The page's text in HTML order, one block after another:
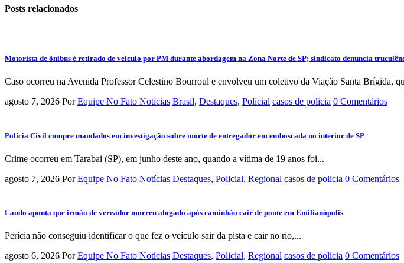
Posts relacionados
Motorista de ônibus é retirado de veículo por PM durante abordagem na Zona Norte de SP; sindicato denuncia
Caso ocorreu na Avenida Professor Celestino Bourroul e envolveu um coletivo da Viação Santa Brígida,
agosto 7, 2026 Por Equipe No Fato Notícias Brasil, Destaques, Policial casos de policia 0 Comentários
Polícia Civil cumpre mandados em investigação sobre morte de entregador em emboscada no interior de SP
Crime ocorreu em Tarabai (SP), em junho deste ano, quando a vítima de 19 anos foi...
agosto 7, 2026 Por Equipe No Fato Notícias Destaques, Policial, Regional casos de policia 0 Comentários
Laudo aponta que irmão de vereador morreu afogado após caminhão cair de ponte em Emilianópolis
Perícia não conseguiu identificar o que fez o veículo sair da pista e cair no rio,...
agosto 6, 2026 Por Equipe No Fato Notícias Destaques, Policial, Regional casos de policia 0 Comentários